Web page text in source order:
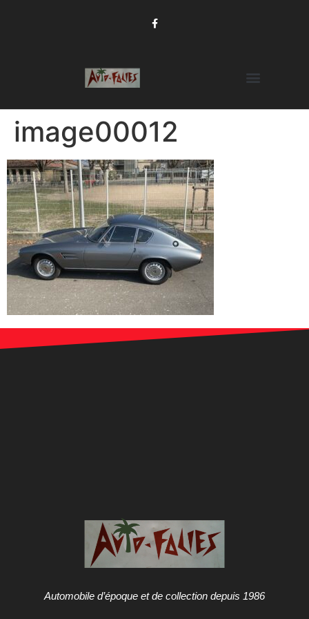
image00012
Automobile d’époque et de collection depuis 1986